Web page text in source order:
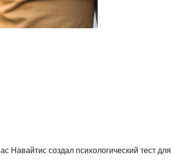
Навайтис создал психологический тест